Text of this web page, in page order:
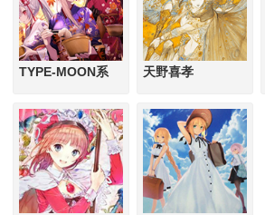
TYPE-MOON系 天野喜孝